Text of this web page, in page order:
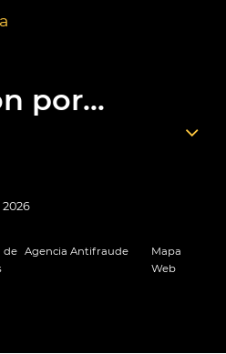
por...
2026
de Agencia Antifraude
Mapa
Web